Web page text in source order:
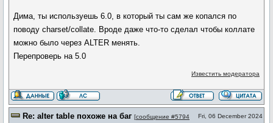
Дима, ты используешь 6.0, в который ты сам же копался по
поводу charset/collate. Вроде даже что-то сделал чтобы коллате
можно было через ALTER менять.
Перепроверь на 5.0
Известить модератора
Re: alter table похоже на баг [сообщение #5794
Fri, 06 December 2024